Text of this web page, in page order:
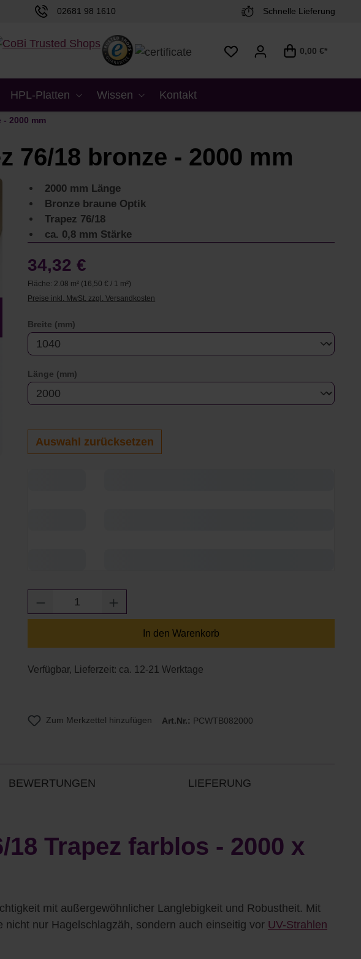
02681 98 1610 Schnelle Lieferung
0,00 €*
HPL-Platten Wissen Kontakt
2000 mm
76/18 bronze - 2000 mm
2000 mm Länge
Bronze braune Optik
Trapez 76/18
ca. 0,8 mm Stärke
34,32 €
Fläche: 2.08 m² (16,50 € / 1 m²)
Preise inkl. MwSt. zzgl. Versandkosten
Breite (mm)
Länge (mm)
Auswahl zurücksetzen
Produkt Anzahl: Gib den gewünschten Wert ein
In den Warenkorb
Verfügbar, Lieferzeit: ca. 12-21 Werktage
Zum Merkzettel hinzufügen Art.Nr.: PCWTB082000
BEWERTUNGEN LIEFERUNG
Trapez farblos - 2000 x
mit außergewöhnlicher Langlebigkeit und Robustheit. Mit
nur Hagelschlagzäh, sondern auch einseitig vor UV-Strahlen